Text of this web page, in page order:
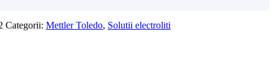
Categorii: Mettler Toledo, Solutii electroliti